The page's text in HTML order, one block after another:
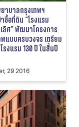
ยาบาลกรุงเทพฯ
าซื้อที่ดิน “โรงแรม
ลิศ” พัฒนาโครงการ
แบบครบวงจร เตรียม
งแรม 130 ปี ในสิ้นปี
29 2016